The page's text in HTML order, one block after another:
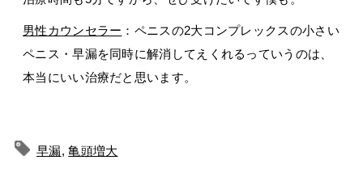
男性カウンセラー ：ペニスの2大コンプレックスの小さい
ペニス・早漏を同時に解消してえくれるっていうのは、
本当にいい治療だと思います。
早漏,亀頭増大